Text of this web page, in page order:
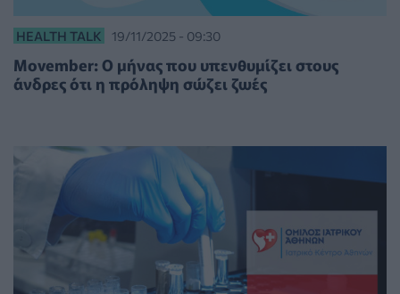
HEALTH TALK 19/11/2025 - 09:30
Movember: Ο μήνας που υπενθυμίζει στους
άνδρες ότι η πρόληψη σώζει ζωές